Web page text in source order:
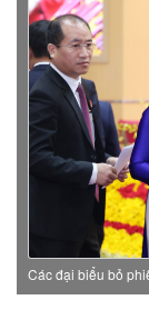
Các đại biểu bỏ